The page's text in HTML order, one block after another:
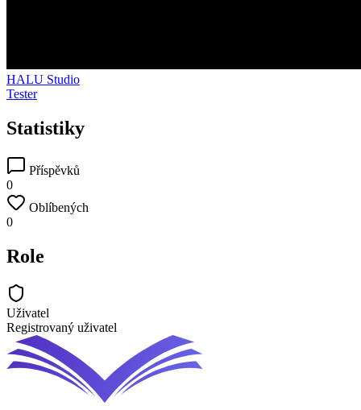
HALU Studio
Tester
Statistiky
Příspěvků
0
Oblíbených
0
Role
Uživatel
Registrovaný uživatel